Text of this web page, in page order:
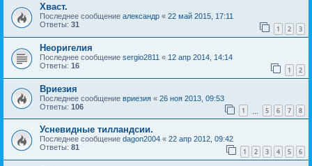
Хваст.
Последнее сообщение александр « 22 май 2015, 17:11
Ответы: 31 1 2 3
Неоригелия
Последнее сообщение sergio2811 « 12 апр 2014, 14:14
Ответы: 16 1 2
Вриезия
Последнее сообщение вриезия « 26 ноя 2013, 09:53
Ответы: 106 1 5 6 7 8
Усневидные тилландсии.
Последнее сообщение dagon2004 « 22 апр 2012, 09:42
Ответы: 81 1 2 3 4 5 6